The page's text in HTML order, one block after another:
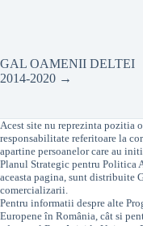
punctelor
GAL OAMENII DELTEI
2014-2020 →
Acest site nu reprezinta pozitia
responsabilitate referitoare la
apartine persoanelor care au
Planul Strategic pentru Politica
aceasta pagina, sunt distribuite
comercializarii.
Pentru informatii despre alte
Europene în România, cât si